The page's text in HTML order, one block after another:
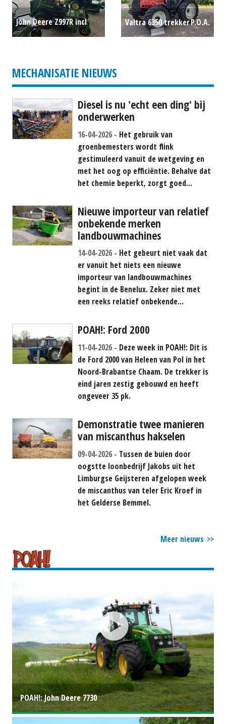
John Deere Z997R incl
Valtra 6350 trekkerP.O.A.
MECHANISATIE NIEUWS
Diesel is nu 'echt een ding' bij
onderwerken
16-04-2026
Het gebruik van
groenbemesters wordt flink
gestimuleerd vanuit de wetgeving en
met het oog op efficiëntie. Behalve dat
het chemie beperkt, zorgt goed...
Nieuwe importeur van relatief
onbekende merken
landbouwmachines
14-04-2026
Het gebeurt niet vaak dat
er vanuit het niets een nieuwe
importeur van landbouwmachines
begint in de Benelux. Zeker niet met
een reeks relatief onbekende...
POAH!: Ford 2000
11-04-2026
Deze week in POAH!: Dit is
de Ford 2000 van Heleen van Pol in het
Noord-Brabantse Chaam. De trekker is
eind jaren zestig gebouwd en heeft
ongeveer 35 pk.
Demonstratie twee manieren
van miscanthus hakselen
09-04-2026
Tussen de buien door
oogstte loonbedrijf Jakobs uit het
Limburgse Geijsteren afgelopen week
de miscanthus van teler Eric Kroef in
het Gelderse Bemmel.
Meer nieuws
POAH!: John Deere 7730